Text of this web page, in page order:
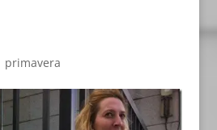
primavera